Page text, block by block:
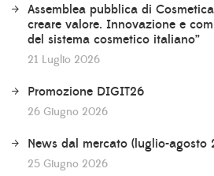
Assemblea pubblica di
creare valore. Innovazione e
del sistema cosmetico italiano”
21 Luglio 2026
Promozione DIGIT26
26 Giugno 2026
News dal mercato (luglio-agosto
25 Giugno 2026